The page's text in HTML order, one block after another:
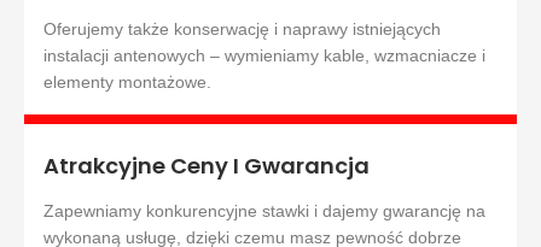
Oferujemy także konserwację i naprawy istniejących
instalacji antenowych – wymieniamy kable, wzmacniacze i
elementy montażowe.
Atrakcyjne Ceny I Gwarancja
Zapewniamy konkurencyjne stawki i dajemy gwarancję na
wykonaną usługę, dzięki czemu masz pewność dobrze